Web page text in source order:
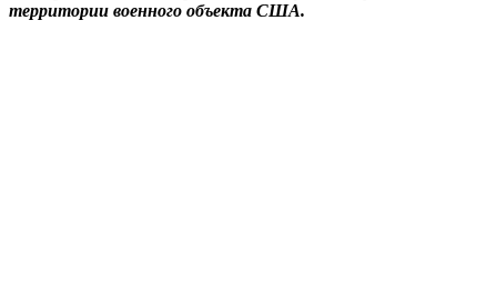
территории военного объекта США.